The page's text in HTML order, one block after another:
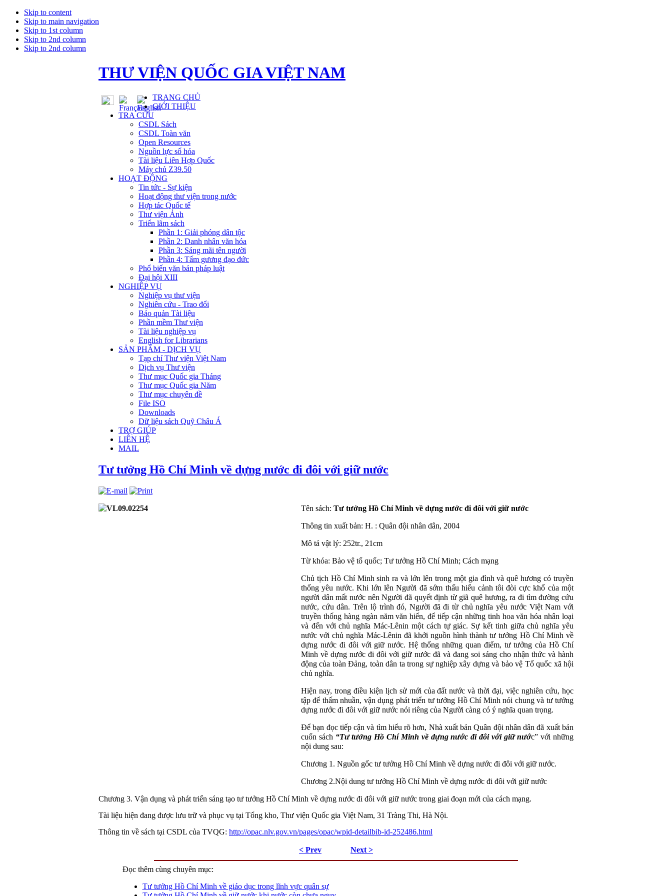
Skip to content
Skip to main navigation
Skip to 1st column
Skip to 2nd column
Skip to 2nd column
THƯ VIỆN QUỐC GIA VIỆT NAM
TRANG CHỦ
GIỚI THIỆU
TRA CỨU
CSDL Sách
CSDL Toàn văn
Open Resources
Nguồn lực số hóa
Tài liệu Liên Hợp Quốc
Máy chủ Z39.50
HOẠT ĐỘNG
Tin tức - Sự kiện
Hoạt động thư viện trong nước
Hợp tác Quốc tế
Thư viện Ảnh
Triển lãm sách
Phần 1: Giải phóng dân tộc
Phần 2: Danh nhân văn hóa
Phần 3: Sáng mãi tên người
Phần 4: Tấm gương đạo đức
Phổ biến văn bản pháp luật
Đại hội XIII
NGHIỆP VỤ
Nghiệp vụ thư viện
Nghiên cứu - Trao đổi
Bảo quản Tài liệu
Phần mềm Thư viện
Tài liệu nghiệp vụ
English for Librarians
SẢN PHẨM - DỊCH VỤ
Tạp chí Thư viện Việt Nam
Dịch vụ Thư viện
Thư mục Quốc gia Tháng
Thư mục Quốc gia Năm
Thư mục chuyên đề
File ISO
Downloads
Dữ liệu sách Quỹ Châu Á
TRỢ GIÚP
LIÊN HỆ
MAIL
Tư tưởng Hồ Chí Minh về dựng nước đi đôi với giữ nước
Tên sách: Tư tưởng Hồ Chí Minh về dựng nước đi đôi với giữ nước
Thông tin xuất bản: H. : Quân đội nhân dân, 2004
Mô tả vật lý: 252tr., 21cm
Từ khóa: Bảo vệ tổ quốc; Tư tưởng Hồ Chí Minh; Cách mạng
Chủ tịch Hồ Chí Minh sinh ra và lớn lên trong một gia đình và quê hương có truyền
thống yêu nước. Khi lớn lên Người đã sớm thấu hiểu cảnh tôi đòi cực khổ của một
người dân mất nước nên Người đã quyết định từ giã quê hương, ra đi tìm đường cứu
nước, cứu dân. Trên lộ trình đó, Người đã đi từ chủ nghĩa yêu nước Việt Nam với
truyền thống hàng ngàn năm văn hiến, để tiếp cận những tinh hoa văn hóa nhân loại
và đến với chủ nghĩa Mác-Lênin một cách tự giác. Sự kết tinh giữa chủ nghĩa yêu
nước với chủ nghĩa Mác-Lênin đã khởi nguồn hình thành tư tưởng Hồ Chí Minh về
dựng nước đi đôi với giữ nước. Hệ thống những quan điểm, tư tưởng của Hồ Chí
Minh về dựng nước đi đôi với giữ nước đã và đang soi sáng cho nhận thức và hành
động của toàn Đảng, toàn dân ta trong sự nghiệp xây dựng và bảo vệ Tổ quốc xã hội
chủ nghĩa.
Hiện nay, trong điều kiện lịch sử mới của đất nước và thời đại, việc nghiên cứu, học
tập để thấm nhuần, vận dụng phát triển tư tưởng Hồ Chí Minh nói chung và tư tưởng
dựng nước đi đôi với giữ nước nói riêng của Người càng có ý nghĩa quan trọng.
Để bạn đọc tiếp cận và tìm hiểu rõ hơn, Nhà xuất bản Quân đội nhân dân đã xuất bản
cuốn sách “Tư tưởng Hồ Chí Minh về dựng nước đi đôi với giữ nước” với những
nội dung sau:
Chương 1. Nguồn gốc tư tưởng Hồ Chí Minh về dựng nước đi đôi với giữ nước.
Chương 2.Nội dung tư tưởng Hồ Chí Minh về dựng nước đi đôi với giữ nước
Chương 3. Vận dụng và phát triển sáng tạo tư tưởng Hồ Chí Minh về dựng nước đi đôi với giữ nước trong giai đoạn mới của cách mạng.
Tài liệu hiện đang được lưu trữ và phục vụ tại Tổng kho, Thư viện Quốc gia Việt Nam, 31 Tràng Thi, Hà Nội.
Thông tin về sách tại CSDL của TVQG: http://opac.nlv.gov.vn/pages/opac/wpid-detailbib-id-252486.html
< Prev Next >
Đọc thêm cùng chuyên mục:
Tư tưởng Hồ Chí Minh về giáo dục trong lĩnh vực quân sự